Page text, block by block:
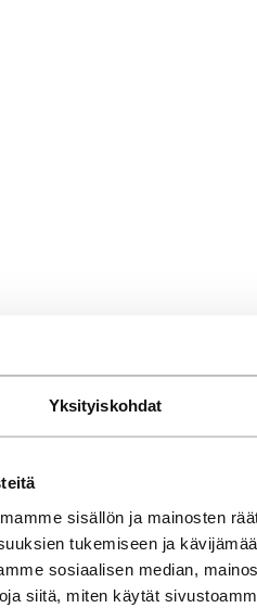
Yksityiskohdat
sisällön ja mainosten
tukemiseen ja
sosiaalisen median,
siitä, miten käytät
autokauppaan ja huoltoon!